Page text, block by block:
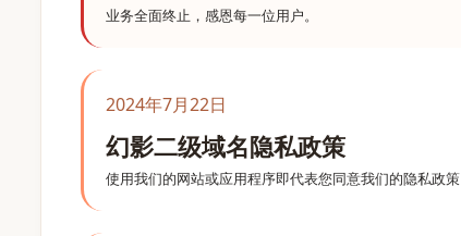
业务全面终止，感恩每一位用户。
2024年7月22日
幻影二级域名隐私政策
使用我们的网站或应用程序即代表您同意我们的隐私政策